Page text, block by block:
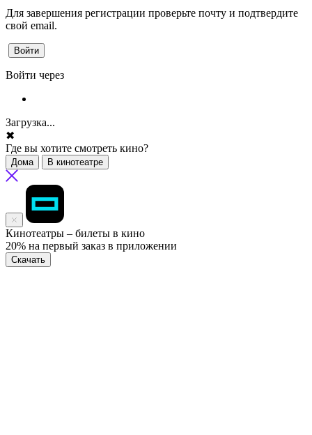
Для завершения регистрации проверьте почту и подтвердите
свой email.
Войти
Войти через
Загрузка...
✖
Где вы хотите смотреть кино?
Дома В кинотеатре
Кинотеатры – билеты в кино
20% на первый заказ в приложении
Скачать